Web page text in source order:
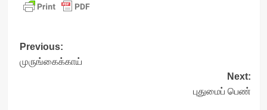
Post
navigation
Previous:
முருங்கைக்காய்
Next:
புதுமைப் பெண்